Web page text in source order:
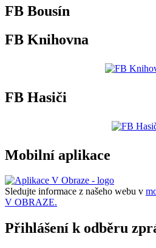
FB Bousín
FB Knihovna
FB Hasiči
Mobilní aplikace
Sledujte informace z našeho webu v
V OBRAZE.
Přihlášení k odběru